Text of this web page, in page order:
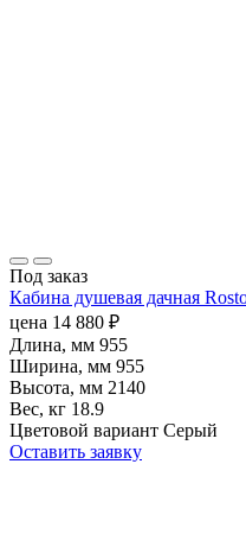
Под заказ
Кабина душевая дачная
цена 14 880 ₽
Длина, мм 955
Ширина, мм 955
Высота, мм 2140
Вес, кг 18.9
Цветовой вариант Серый
Оставить заявку